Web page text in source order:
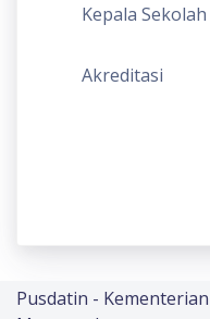
Kepala Sekolah
Akreditasi
Pusdatin -